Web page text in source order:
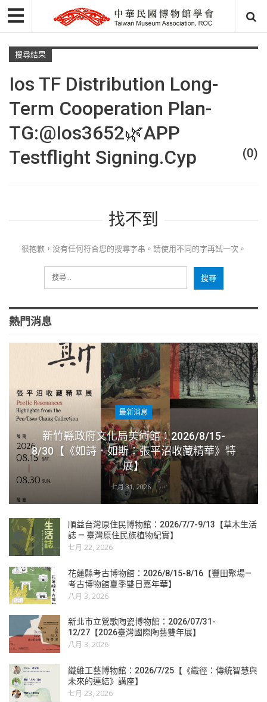
搜尋結果
Ios TF Distribution Long-
Term Cooperation Plan-
TG:@ios3652🌿APP
Testflight Signing.cyp
(0)
找不到
很抱歉，没有任何符合您的搜尋字串。請使用不同的字再試一次。
熱門消息
最新消息
新竹縣政府文化局美術館：2026/8/15-
8/30【《如詩．如斯：張平沼收藏精華》特
展】
七月 31, 2026
順益台灣原住民博物館：2026/7/7-9/13【草木生活
誌 — 臺灣原住民族植物紀實】
七月 22, 2026
花蓮縣考古博物館：2026/8/15-8/16【豐田聚場—
考古博物館夏季雙日嘉年華】
八月 3, 2026
新北市立鶯歌陶瓷博物館：2026/07/31-
12/27【2026臺灣國際陶藝雙年展】
八月 3, 2026
纖維工藝博物館：2026/7/25【《織徑：傳統智慧與
未來的連結》講座】
七月 23, 2026